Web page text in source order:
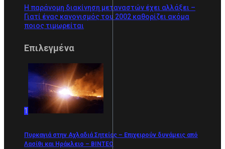
Η παράνομη διακίνηση μεταναστών έχει αλλάξει –
Γιατί ένας κανονισμός του 2002 καθορίζει ακόμα
ποιος τιμωρείται
Επιλεγμένα
1
Πυρκαγιά στην Αχλαδιά Σητείας – Επιχειρούν δυνάμεις από
Λασίθι και Ηράκλειο – ΒΙΝΤΕΟ